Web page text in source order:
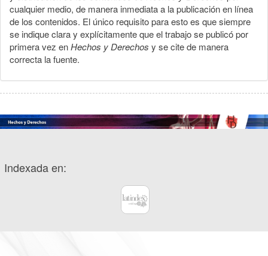
cualquier medio, de manera inmediata a la publicación en línea
de los contenidos. El único requisito para esto es que siempre
se indique clara y explícitamente que el trabajo se publicó por
primera vez enHechos y Derechos y se cite de manera
correcta la fuente.
Indexada en: